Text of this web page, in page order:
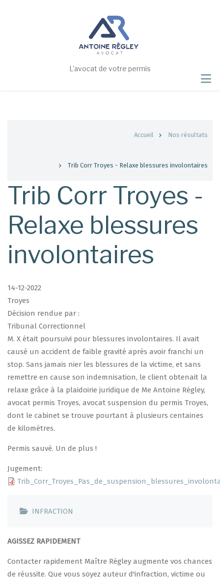
L'avocat de votre permis
Accueil Nos résultats
Trib Corr Troyes - Relaxe blessures involontaires
Trib Corr Troyes -
Relaxe blessures
involontaires
14-12-2022
Troyes
Décision rendue par :
Tribunal Correctionnel
M. X était poursuivi pour blessures involontaires. Il avait
causé un accident de faible gravité après avoir franchi un
stop. Sans jamais nier les blessures de la victime, et sans
remettre en cause son indemnisation, le client obtenait la
relaxe grâce à la plaidoirie juridique de Me Antoine Régley,
avocat permis Troyes, avocat suspension du permis Troyes,
dont le cabinet se trouve pourtant à plusieurs centaines
de kilomètres.
Permis sauvé. Un de plus !
Jugement
INFRACTION
AGISSEZ RAPIDEMENT
Contacter rapidement Maître Régley augmente vos chances
de réussite. Que vous soyez auteur d'infraction, victime ou